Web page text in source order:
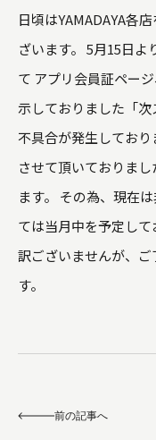
日頃はYAMADAYA各
ざいます。 5月15日
て アプリ会員証ペー
示しておりました「
不具合が発生してお
させて頂いておりま
ます。 その為、現在
ては当月中を予定し
訳ございませんが、
す。
前の記事へ